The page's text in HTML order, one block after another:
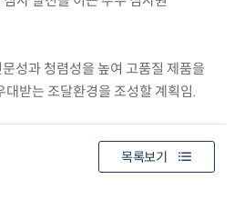
성과 청렴성을 높여 고품질 제품을
받는 조달환경을 조성할 계획임.
목록보기